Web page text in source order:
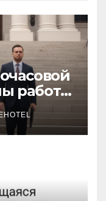
работы